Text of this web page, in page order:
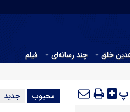
خلق چند رسانه‌ای فیلم
پ محبوب جدید